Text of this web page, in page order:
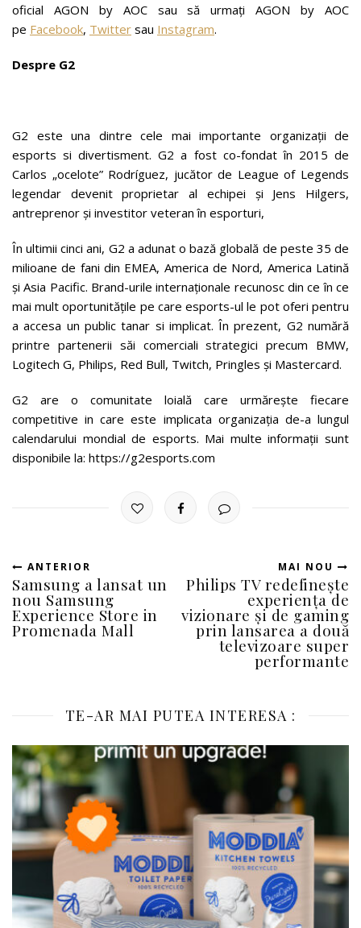
oficial AGON by AOC sau să urmați AGON by AOC
pe Facebook, Twitter sau Instagram.
Despre G2
G2 este una dintre cele mai importante organizații de
esports si divertisment. G2 a fost co-fondat în 2015 de
Carlos „ocelote” Rodríguez, jucător de League of Legends
legendar devenit proprietar al echipei și Jens Hilgers,
antreprenor și investitor veteran în esporturi,
În ultimii cinci ani, G2 a adunat o bază globală de peste 35 de
milioane de fani din EMEA, America de Nord, America Latină
și Asia Pacific. Brand-urile internaționale recunosc din ce în ce
mai mult oportunitățile pe care esports-ul le pot oferi pentru
a accesa un public tanar si implicat. În prezent, G2 numără
printre partenerii săi comerciali strategici precum BMW,
Logitech G, Philips, Red Bull, Twitch, Pringles și Mastercard.
G2 are o comunitate loială care urmărește fiecare
competitive in care este implicata organizația de-a lungul
calendarului mondial de esports. Mai multe informații sunt
disponibile la: https://g2esports.com
ANTERIOR
Samsung a lansat un
nou Samsung
Experience Store in
Promenada Mall
MAI NOU
Philips TV redefinește
experiența de
vizionare și de gaming
prin lansarea a două
televizoare super
performante
TE-AR MAI PUTEA INTERESA :